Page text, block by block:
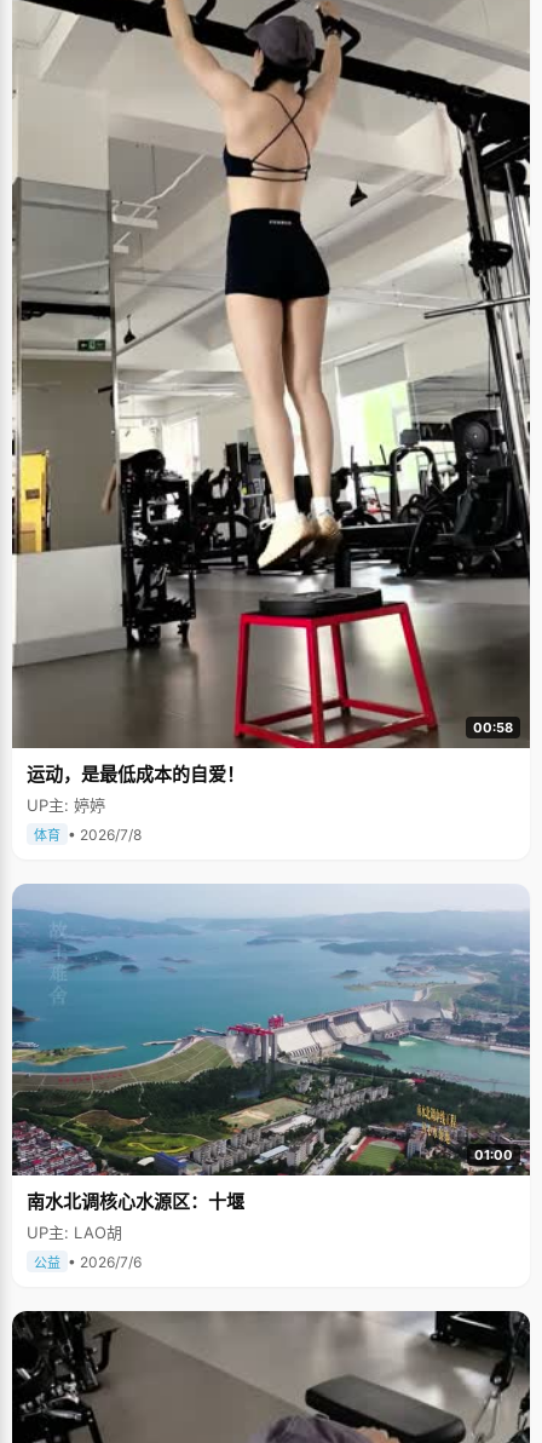
00:58
运动，是最低成本的自爱！
UP主: 婷婷
体育 • 2026/7/8
01:00
南水北调核心水源区：十堰
UP主: LAO胡
公益 • 2026/7/6